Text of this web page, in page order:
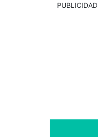
PUBLICIDAD